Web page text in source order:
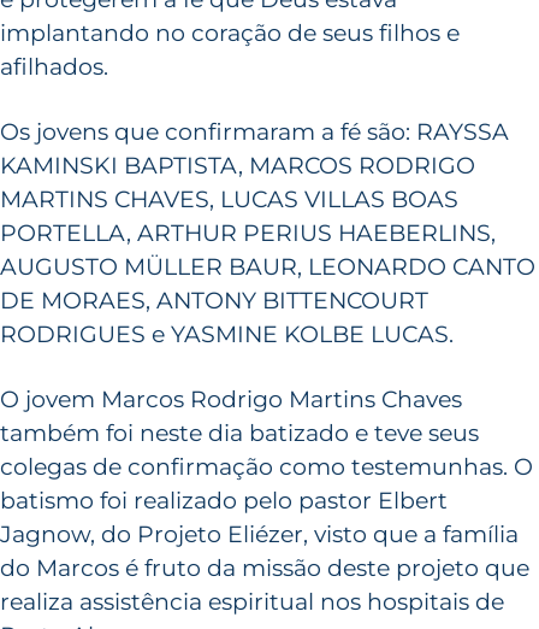
implantando no coração de seus filhos e
afilhados.
Os jovens que confirmaram a fé são: RAYSSA
KAMINSKI BAPTISTA, MARCOS RODRIGO
MARTINS CHAVES, LUCAS VILLAS BOAS
PORTELLA, ARTHUR PERIUS HAEBERLINS,
AUGUSTO MÜLLER BAUR, LEONARDO CANTO
DE MORAES, ANTONY BITTENCOURT
RODRIGUES e YASMINE KOLBE LUCAS.
O jovem Marcos Rodrigo Martins Chaves
também foi neste dia batizado e teve seus
colegas de confirmação como testemunhas. O
batismo foi realizado pelo pastor Elbert
Jagnow, do Projeto Eliézer, visto que a família
do Marcos é fruto da missão deste projeto que
realiza assistência espiritual nos hospitais de